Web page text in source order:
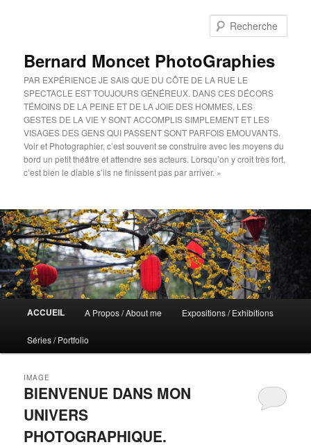
Bernard Moncet PhotoGraphies
PAR EXPÉRIENCE JE SAIS QUE DU CÔTE DE LA RUE LE
SPECTACLE EST TOUJOURS GÉNÉREUX. DANS CES DÉCORS
TÉMOINS DE LA PEINE ET DE LA JOIE DES HOMMES, LES
GESTES DE LA VIE Y SONT ACCOMPLIS SIMPLEMENT ET LES
VISAGES DES GENS QUI PASSENT SONT PARFOIS EMOUVANTS.
Voir et Photographier, c’est souvent se construire avec les moyens du
bord un petit théâtre et attendre ses acteurs. Lorsqu’on y croit très fort,
c’est bien le diable s’ils ne finissent pas par arriver. »
ACCUEIL A Propos / About me Expositions / Exhibitions
Séries / Portfolio
BIENVENUE DANS MON
UNIVERS
PHOTOGRAPHIQUE.
IMAGE